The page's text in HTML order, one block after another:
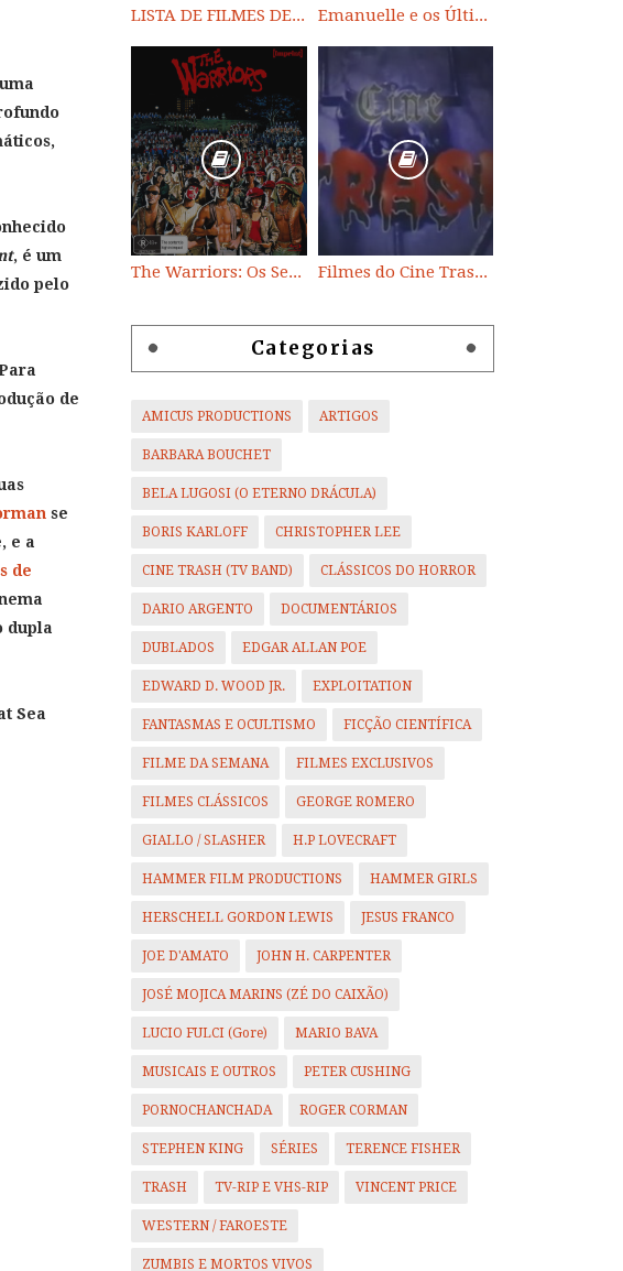
, é um
pelo
de
se
e a
de
dupla
Sea
LISTA DE FILMES DE HORROR/ TRASH/ SUSPENSE/ SCI-FI/ EXPLOITATION E OUTROS Emanuelle e os Últimos Canibais
The Warriors: Os Selvagens da Noite Filmes do Cine Trash (TV BAND)
Categorias
AMICUS PRODUCTIONS ARTIGOS
BARBARA BOUCHET
BELA LUGOSI (O ETERNO DRÁCULA)
BORIS KARLOFF CHRISTOPHER LEE
CINE TRASH (TV BAND) CLÁSSICOS DO HORROR
DARIO ARGENTO DOCUMENTÁRIOS
DUBLADOS EDGAR ALLAN POE
EDWARD D. WOOD JR. EXPLOITATION
FANTASMAS E OCULTISMO FICÇÃO CIENTÍFICA
FILME DA SEMANA FILMES EXCLUSIVOS
FILMES CLÁSSICOS GEORGE ROMERO
GIALLO / SLASHER H.P LOVECRAFT
HAMMER FILM PRODUCTIONS HAMMER GIRLS
HERSCHELL GORDON LEWIS JESUS FRANCO
JOE D'AMATO JOHN H. CARPENTER
JOSÉ MOJICA MARINS (ZÉ DO CAIXÃO)
LUCIO FULCI (Gore) MARIO BAVA
MUSICAIS E OUTROS PETER CUSHING
PORNOCHANCHADA ROGER CORMAN
STEPHEN KING SÉRIES TERENCE FISHER
TRASH TV-RIP E VHS-RIP VINCENT PRICE
WESTERN / FAROESTE
ZUMBIS E MORTOS VIVOS